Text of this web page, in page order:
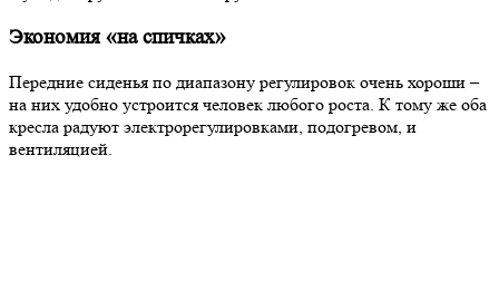
Экономия «на спичках»
Передние сиденья по диапазону регулировок очень хороши –
на них удобно устроится человек любого роста. К тому же оба
кресла радуют электрорегулировками, подогревом, и
вентиляцией.